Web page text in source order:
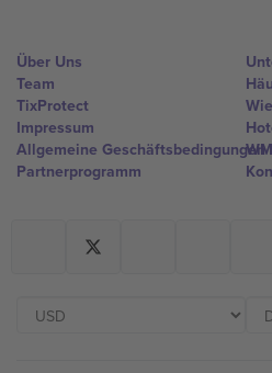
Über Uns
Team
TixProtect
Impressum
Allgemeine Geschäftsbedingungen
Partnerprogramm